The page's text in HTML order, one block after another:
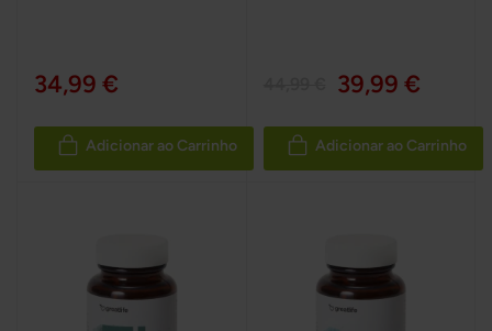
34,99 €
Adicionar ao Carrinho
39,99 €
Adicionar ao Carrinho